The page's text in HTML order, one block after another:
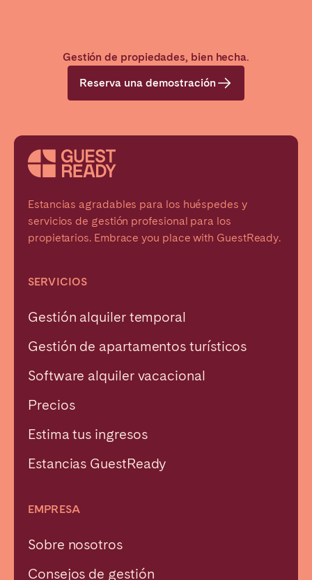
Gestión de propiedades, bien hecha.
Reserva una demostración
Estancias agradables para los huéspedes y
servicios de gestión profesional para los
propietarios. Embrace you place with GuestReady.
SERVICIOS
Gestión alquiler temporal
Gestión de apartamentos turísticos
Software alquiler vacacional
Precios
Estima tus ingresos
Estancias GuestReady
EMPRESA
Sobre nosotros
Consejos de gestión